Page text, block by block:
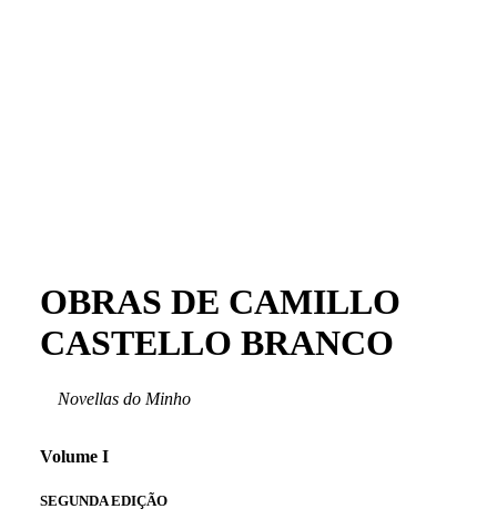
OBRAS DE CAMILLO
CASTELLO BRANCO
Novellas do Minho
Volume I
SEGUNDA EDIÇÃO